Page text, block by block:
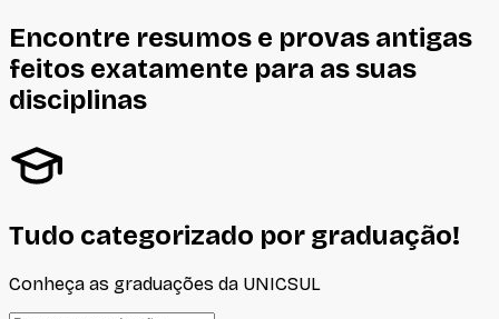
Encontre resumos e provas antigas
feitos exatamente para as suas
disciplinas
Tudo categorizado por graduação!
Conheça as graduações da UNICSUL